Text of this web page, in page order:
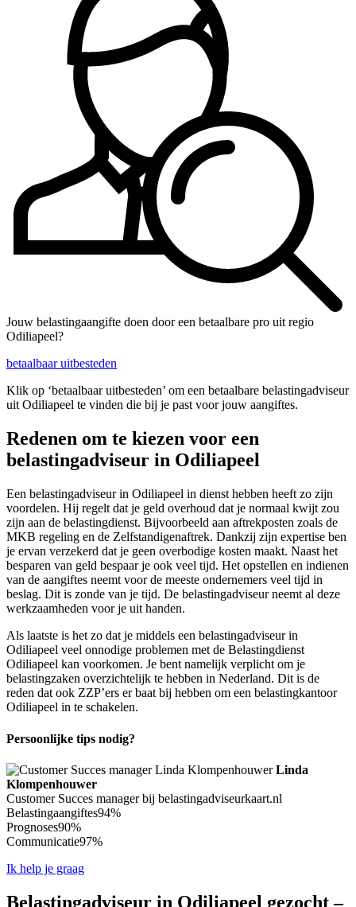
Jouw belastingaangifte doen door een betaalbare pro uit regio
Odiliapeel?
betaalbaar uitbesteden
Klik op ‘betaalbaar uitbesteden’ om een betaalbare belastingadviseur
uit Odiliapeel te vinden die bij je past voor jouw aangiftes.
Redenen om te kiezen voor een
belastingadviseur in Odiliapeel
Een belastingadviseur in Odiliapeel in dienst hebben heeft zo zijn
voordelen. Hij regelt dat je geld overhoud dat je normaal kwijt zou
zijn aan de belastingdienst. Bijvoorbeeld aan aftrekposten zoals de
MKB regeling en de Zelfstandigenaftrek. Dankzij zijn expertise ben
je ervan verzekerd dat je geen overbodige kosten maakt. Naast het
besparen van geld bespaar je ook veel tijd. Het opstellen en indienen
van de aangiftes neemt voor de meeste ondernemers veel tijd in
beslag. Dit is zonde van je tijd. De belastingadviseur neemt al deze
werkzaamheden voor je uit handen.
Als laatste is het zo dat je middels een belastingadviseur in
Odiliapeel veel onnodige problemen met de Belastingdienst
Odiliapeel kan voorkomen. Je bent namelijk verplicht om je
belastingzaken overzichtelijk te hebben in Nederland. Dit is de
reden dat ook ZZP’ers er baat bij hebben om een belastingkantoor
Odiliapeel in te schakelen.
Persoonlijke tips nodig?
Linda
Klompenhouwer
Customer Succes manager bij belastingadviseurkaart.nl
Belastingaangiftes94%
Prognoses90%
Communicatie97%
Ik help je graag
Belastingadviseur in Odiliapeel gezocht –